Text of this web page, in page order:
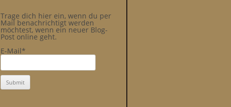
Trage dich hier ein, wenn du per
Mail benachrichtigt werden
möchtest, wenn ein neuer Blog-
Post online geht.
E-Mail*